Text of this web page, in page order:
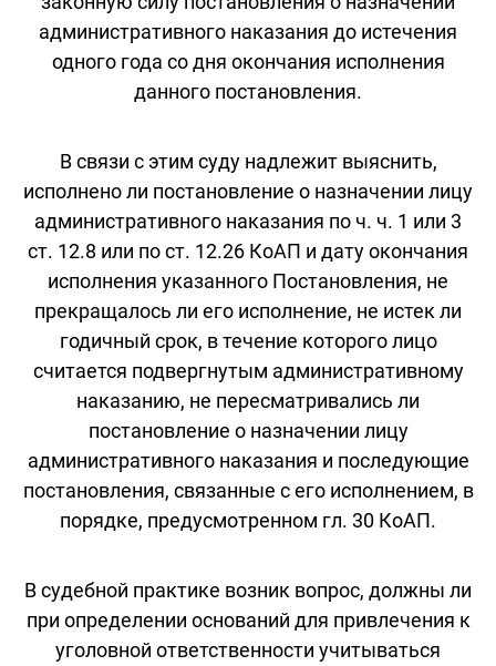
административного наказания до истечения
одного года со дня окончания исполнения
данного постановления.
В связи с этим суду надлежит выяснить,
исполнено ли постановление о назначении лицу
административного наказания по ч. ч. 1 или 3
ст. 12.8 или по ст. 12.26 КоАП и дату окончания
исполнения указанного Постановления, не
прекращалось ли его исполнение, не истек ли
годичный срок, в течение которого лицо
считается подвергнутым административному
наказанию, не пересматривались ли
постановление о назначении лицу
административного наказания и последующие
постановления, связанные с его исполнением, в
порядке, предусмотренном гл. 30 КоАП.
В судебной практике возник вопрос, должны ли
при определении оснований для привлечения к
уголовной ответственности учитываться